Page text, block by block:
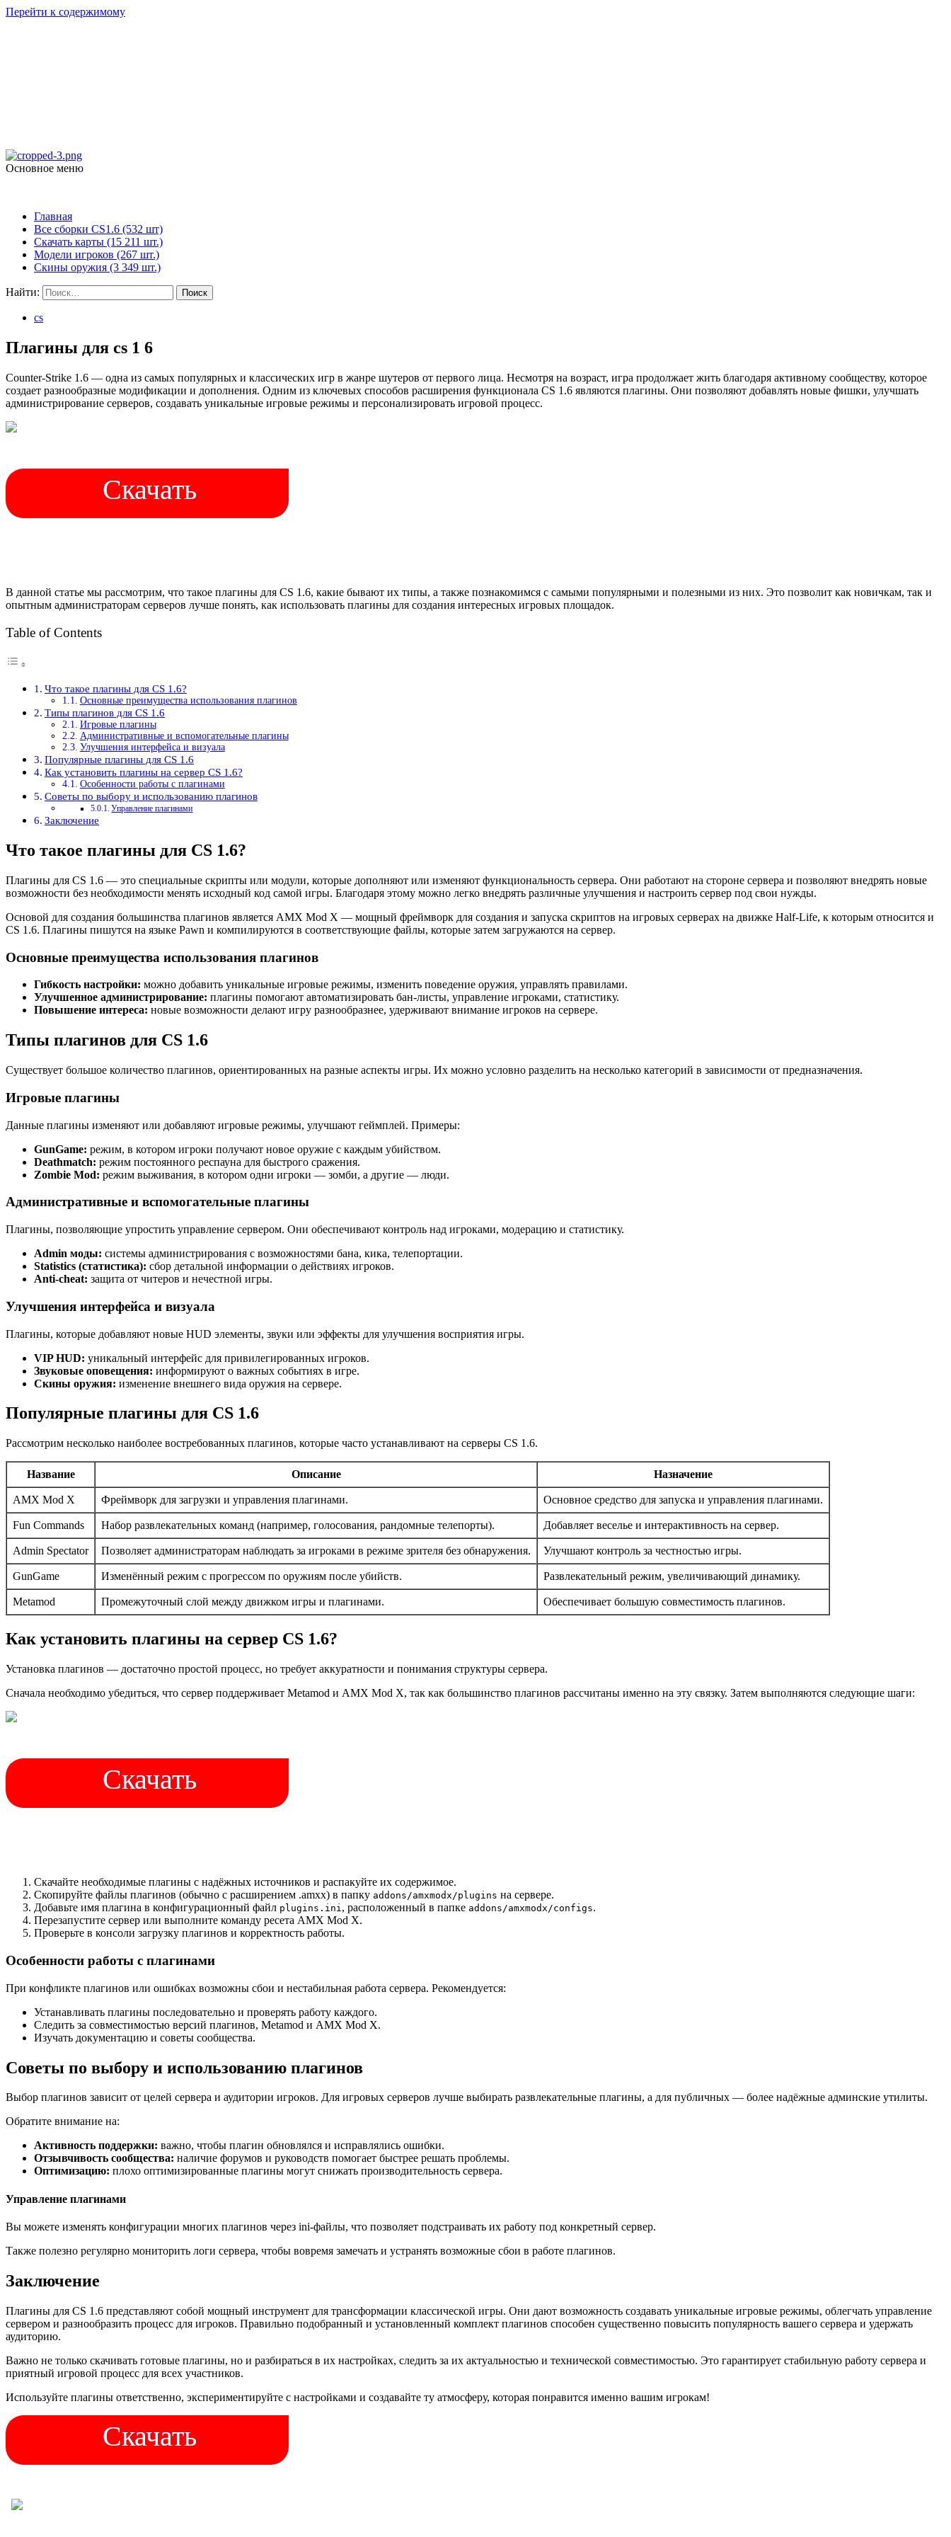
Перейти к содержимому
Основное меню
Главная
Все сборки CS1.6 (532 шт)
Скачать карты (15 211 шт.)
Модели игроков (267 шт.)
Скины оружия (3 349 шт.)
Найти:
cs
Плагины для cs 1 6
Counter-Strike 1.6 — одна из самых популярных и классических игр в жанре шутеров от первого лица. Несмотря на возраст, игра продолжает жить благодаря активному сообществу, которое
создает разнообразные модификации и дополнения. Одним из ключевых способов расширения функционала CS 1.6 являются плагины. Они позволяют добавлять новые фишки, улучшать
администрирование серверов, создавать уникальные игровые режимы и персонализировать игровой процесс.
Скачать
В данной статье мы рассмотрим, что такое плагины для CS 1.6, какие бывают их типы, а также познакомимся с самыми популярными и полезными из них. Это позволит как новичкам, так и
опытным администраторам серверов лучше понять, как использовать плагины для создания интересных игровых площадок.
Table of Contents
Что такое плагины для CS 1.6?
Основные преимущества использования плагинов
Типы плагинов для CS 1.6
Игровые плагины
Административные и вспомогательные плагины
Улучшения интерфейса и визуала
Популярные плагины для CS 1.6
Как установить плагины на сервер CS 1.6?
Особенности работы с плагинами
Советы по выбору и использованию плагинов
Управление плагинами
Заключение
Что такое плагины для CS 1.6?
Плагины для CS 1.6 — это специальные скрипты или модули, которые дополняют или изменяют функциональность сервера. Они работают на стороне сервера и позволяют внедрять новые
возможности без необходимости менять исходный код самой игры. Благодаря этому можно легко внедрять различные улучшения и настроить сервер под свои нужды.
Основой для создания большинства плагинов является AMX Mod X — мощный фреймворк для создания и запуска скриптов на игровых серверах на движке Half-Life, к которым относится и
CS 1.6. Плагины пишутся на языке Pawn и компилируются в соответствующие файлы, которые затем загружаются на сервер.
Основные преимущества использования плагинов
Гибкость настройки: можно добавить уникальные игровые режимы, изменить поведение оружия, управлять правилами.
Улучшенное администрирование: плагины помогают автоматизировать бан-листы, управление игроками, статистику.
Повышение интереса: новые возможности делают игру разнообразнее, удерживают внимание игроков на сервере.
Типы плагинов для CS 1.6
Существует большое количество плагинов, ориентированных на разные аспекты игры. Их можно условно разделить на несколько категорий в зависимости от предназначения.
Игровые плагины
Данные плагины изменяют или добавляют игровые режимы, улучшают геймплей. Примеры:
GunGame: режим, в котором игроки получают новое оружие с каждым убийством.
Deathmatch: режим постоянного респауна для быстрого сражения.
Zombie Mod: режим выживания, в котором одни игроки — зомби, а другие — люди.
Административные и вспомогательные плагины
Плагины, позволяющие упростить управление сервером. Они обеспечивают контроль над игроками, модерацию и статистику.
Admin моды: системы администрирования с возможностями бана, кика, телепортации.
Statistics (статистика): сбор детальной информации о действиях игроков.
Anti-cheat: защита от читеров и нечестной игры.
Улучшения интерфейса и визуала
Плагины, которые добавляют новые HUD элементы, звуки или эффекты для улучшения восприятия игры.
VIP HUD: уникальный интерфейс для привилегированных игроков.
Звуковые оповещения: информируют о важных событиях в игре.
Скины оружия: изменение внешнего вида оружия на сервере.
Популярные плагины для CS 1.6
Рассмотрим несколько наиболее востребованных плагинов, которые часто устанавливают на серверы CS 1.6.
Название Описание Назначение
AMX Mod X Фреймворк для загрузки и управления плагинами. Основное средство для запуска и управления плагинами.
Fun Commands Набор развлекательных команд (например, голосования, рандомные телепорты). Добавляет веселье и интерактивность на сервер.
Admin Spectator Позволяет администраторам наблюдать за игроками в режиме зрителя без обнаружения. Улучшают контроль за честностью игры.
GunGame Изменённый режим с прогрессом по оружиям после убийств. Развлекательный режим, увеличивающий динамику.
Metamod Промежуточный слой между движком игры и плагинами. Обеспечивает большую совместимость плагинов.
Как установить плагины на сервер CS 1.6?
Установка плагинов — достаточно простой процесс, но требует аккуратности и понимания структуры сервера.
Сначала необходимо убедиться, что сервер поддерживает Metamod и AMX Mod X, так как большинство плагинов рассчитаны именно на эту связку. Затем выполняются следующие шаги:
Скачать
Скачайте необходимые плагины с надёжных источников и распакуйте их содержимое.
Скопируйте файлы плагинов (обычно с расширением .amxx) в папку addons/amxmodx/plugins на сервере.
Добавьте имя плагина в конфигурационный файл plugins.ini, расположенный в папке addons/amxmodx/configs.
Перезапустите сервер или выполните команду ресета AMX Mod X.
Проверьте в консоли загрузку плагинов и корректность работы.
Особенности работы с плагинами
При конфликте плагинов или ошибках возможны сбои и нестабильная работа сервера. Рекомендуется:
Устанавливать плагины последовательно и проверять работу каждого.
Следить за совместимостью версий плагинов, Metamod и AMX Mod X.
Изучать документацию и советы сообщества.
Советы по выбору и использованию плагинов
Выбор плагинов зависит от целей сервера и аудитории игроков. Для игровых серверов лучше выбирать развлекательные плагины, а для публичных — более надёжные админские утилиты.
Обратите внимание на:
Активность поддержки: важно, чтобы плагин обновлялся и исправлялись ошибки.
Отзывчивость сообщества: наличие форумов и руководств помогает быстрее решать проблемы.
Оптимизацию: плохо оптимизированные плагины могут снижать производительность сервера.
Управление плагинами
Вы можете изменять конфигурации многих плагинов через ini-файлы, что позволяет подстраивать их работу под конкретный сервер.
Также полезно регулярно мониторить логи сервера, чтобы вовремя замечать и устранять возможные сбои в работе плагинов.
Заключение
Плагины для CS 1.6 представляют собой мощный инструмент для трансформации классической игры. Они дают возможность создавать уникальные игровые режимы, облегчать управление
сервером и разнообразить процесс для игроков. Правильно подобранный и установленный комплект плагинов способен существенно повысить популярность вашего сервера и удержать
аудиторию.
Важно не только скачивать готовые плагины, но и разбираться в их настройках, следить за их актуальностью и технической совместимостью. Это гарантирует стабильную работу сервера и
приятный игровой процесс для всех участников.
Используйте плагины ответственно, экспериментируйте с настройками и создавайте ту атмосферу, которая понравится именно вашим игрокам!
Скачать